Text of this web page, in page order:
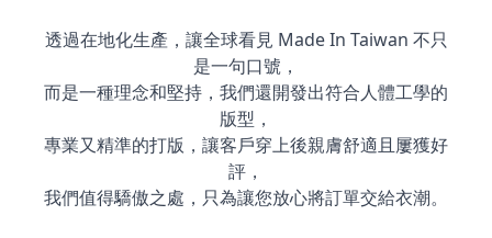
透過在地化生產，讓全球看見 Made In Taiwan 不只
是一句口號，
而是一種理念和堅持 ，我們還開發出符合人體工學的
版型，
專業又精準的打版， 讓客戶穿上後親膚舒適且屢獲好
評，
我們值得驕傲之處，只為讓您放心將訂單交給衣潮。